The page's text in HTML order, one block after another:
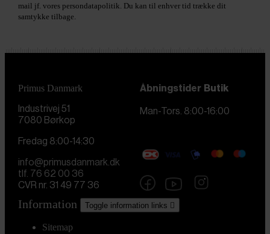
mail jf. vores persondatapolitik. Du kan til enhver tid trække dit
samtykke tilbage.
Primus Danmark
Industrivej 51
7080 Børkop
Åbningstider Butik
Man-Tors. 8:00-16:00
Fredag 8:00-14:30
info@primusdanmark.dk
tlf. 76 62 00 36
CVR nr. 31 49 77 36
Information Toggle information links 
Sitemap